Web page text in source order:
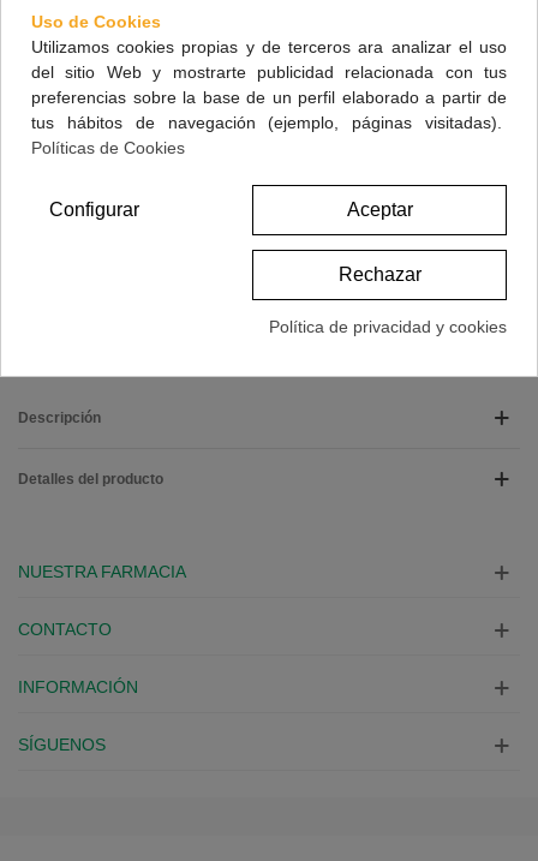
WELEDA ACEITE MASAJE PERINEAL 50 ML
Descripción
Detalles del producto
NUESTRA FARMACIA
CONTACTO
INFORMACIÓN
SÍGUENOS
Uso de Cookies
Utilizamos cookies propias y de terceros ara analizar el uso
del sitio Web y mostrarte publicidad relacionada con tus
preferencias sobre la base de un perfil elaborado a partir de
tus hábitos de navegación (ejemplo, páginas visitadas).
Políticas de Cookies
Aceptar
Rechazar
Configurar
Política de privacidad y cookies